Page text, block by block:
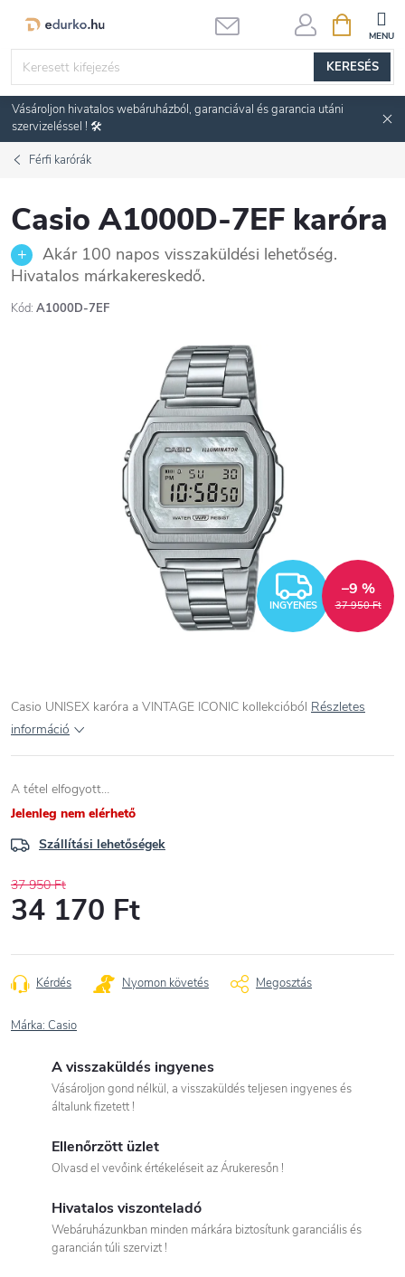
KERESÉS
KOSÁR
Vásároljon hivatalos webáruházból, garanciával és garancia utáni
szervizeléssel ! 🛠️
Férfi karórák
Casio A1000D-7EF karóra
Akár 100 napos visszaküldési lehetőség.
Hivatalos márkakereskedő.
Kód: A1000D-7EF
INGYENES 37 950 Ft
–9 %
Casio UNISEX karóra a VINTAGE ICONIC kollekcióból Részletes
információ
A tétel elfogyott…
Jelenleg nem elérhető
Szállítási lehetőségek
37 950 Ft
34 170 Ft
Kérdés Nyomon követés Megosztás
Márka: Casio
A visszaküldés ingyenes
Vásároljon gond nélkül, a visszaküldés teljesen ingyenes és
általunk fizetett !
Ellenőrzött üzlet
Olvasd el vevőink értékeléseit az Árukeresőn !
Hivatalos viszonteladó
Webáruházunkban minden márkára biztosítunk garanciális és
garancián túli szervizt !